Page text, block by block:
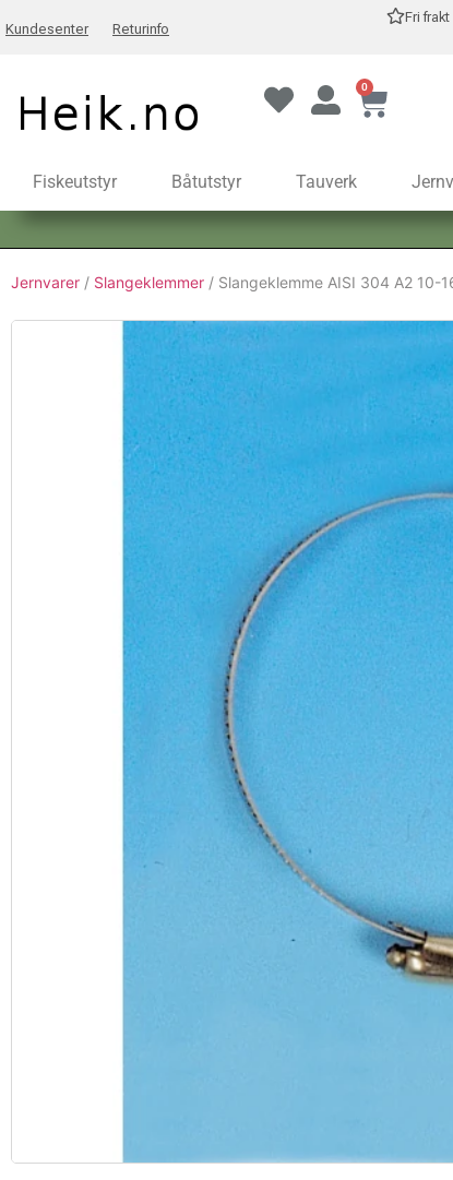
Kundesenter Returinfo
Fri
0
Fiskeutstyr Båtutstyr Tauverk
Jernvarer / Slangeklemmer / Slangeklemme AISI 304 A2 10-